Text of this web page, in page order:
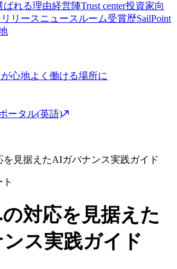
ばれる理由経営陣Trust center投資家向
リースニュースルーム受賞歴SailPoint
心地よく働ける場所に
ータル(英語)
を見据えたAIガバナンス実践ガイド
対応を見据えた
ス実践ガイド